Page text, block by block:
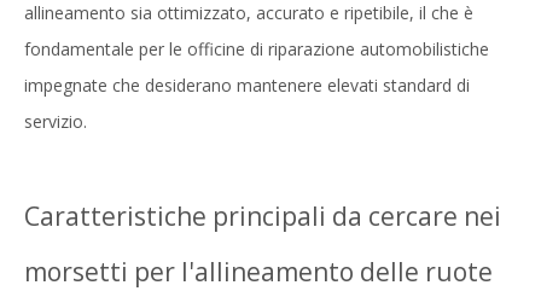
allineamento sia ottimizzato, accurato e ripetibile, il che è
fondamentale per le officine di riparazione automobilistiche
impegnate che desiderano mantenere elevati standard di
servizio.
Caratteristiche principali da cercare nei
morsetti per l'allineamento delle ruote